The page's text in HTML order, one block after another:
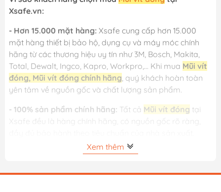
Xsafe.vn:
- Hơn 15.000 mặt hàng: Xsafe cung cấp hơn 15.000
mặt hàng thiết bị bảo hộ, dụng cụ và máy móc chính
hãng từ các thương hiệu uy tín như 3M, Bosch, Makita,
Total, Dewalt, Ingco, Kapro, Workpro,... Khi mua Mũi vít
đóng, Mũi vít đóng chính hãng, quý khách hoàn toàn
yên tâm về nguồn gốc và chất lượng sản phẩm.
- 100% sản phẩm chính hãng: Tất cả Mũi vít đóng tại
Xsafe đều là hàng chính hãng, có nguồn gốc rõ ràng,
Nhờ hệ thống phân phối lớn và nhập
cạnh tranh cho các dòngMũi vít đóng. Ngoài ra, khách
Xem thêm